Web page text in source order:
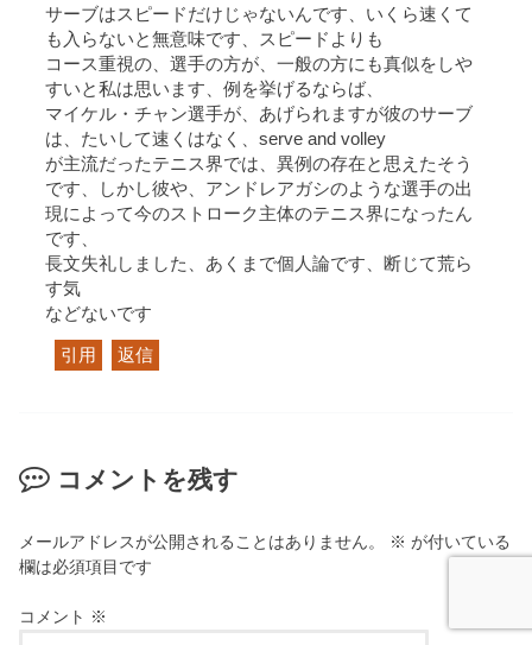
サーブはスピードだけじゃないんです、いくら速くて
も入らないと無意味です、スピードよりも
コース重視の、選手の方が、一般の方にも真似をしや
すいと私は思います、例を挙げるならば、
マイケル・チャン選手が、あげられますが彼のサーブ
は、たいして速くはなく、serve and volley
が主流だったテニス界では、異例の存在と思えたそう
です、しかし彼や、アンドレアガシのような選手の出
現によって今のストローク主体のテニス界になったん
です、
長文失礼しました、あくまで個人論です、断じて荒ら
す気
などないです
引用 返信
コメントを残す
メールアドレスが公開されることはありません。 ※ が付いている
欄は必須項目です
コメント ※